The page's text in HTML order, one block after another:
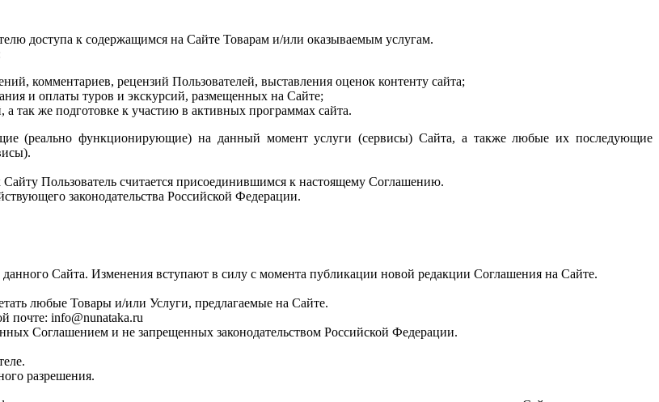
доступа к содержащимся на Сайте Товарам и/или оказываемым услугам.
комментариев, рецензий Пользователей, выставления оценок контенту сайта;
и оплаты туров и экскурсий, размещенных на Сайте;
так же подготовке к участию в активных программах сайта.
(реально функционирующие) на данный момент услуги (сервисы) Сайта, а также любые их последующие
Пользователь считается присоединившимся к настоящему Соглашению.
законодательства Российской Федерации.
Сайта. Изменения вступают в силу с момента публикации новой редакции Соглашения на Сайте.
любые Товары и/или Услуги, предлагаемые на Сайте.
почте: info@nunataka.ru
Соглашением и не запрещенных законодательством Российской Федерации.
разрешения.